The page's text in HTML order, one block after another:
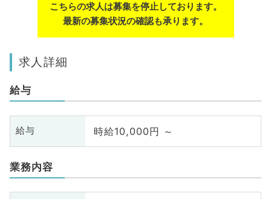
こちらの求人は募集を停止しております。
最新の募集状況の確認も承ります。
求人詳細
給与
給与 時給10,000円 ～
業務内容